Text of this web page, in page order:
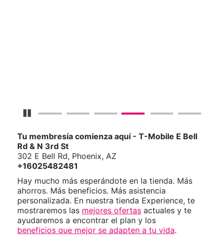
Detener carrusel
Tu membresía comienza aquí - T-Mobile E Bell
Rd & N 3rd St
302 E Bell Rd, Phoenix, AZ
+16025482481
Hay mucho más esperándote en la tienda. Más
ahorros. Más beneficios. Más asistencia
personalizada. En nuestra tienda Experience, te
mostraremos las mejores ofertas actuales y te
ayudaremos a encontrar el plan y los
beneficios que mejor se adapten a tu vida.